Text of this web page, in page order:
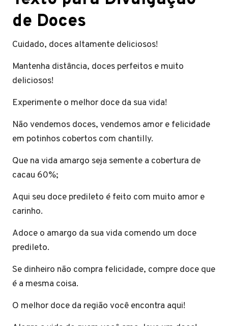
de Doces
Cuidado, doces altamente deliciosos!
Mantenha distância, doces perfeitos e muito
deliciosos!
Experimente o melhor doce da sua vida!
Não vendemos doces, vendemos amor e felicidade
em potinhos cobertos com chantilly.
Que na vida amargo seja semente a cobertura de
cacau 60%;
Aqui seu doce predileto é feito com muito amor e
carinho.
Adoce o amargo da sua vida comendo um doce
predileto.
Se dinheiro não compra felicidade, compre doce que
é a mesma coisa.
O melhor doce da região você encontra aqui!